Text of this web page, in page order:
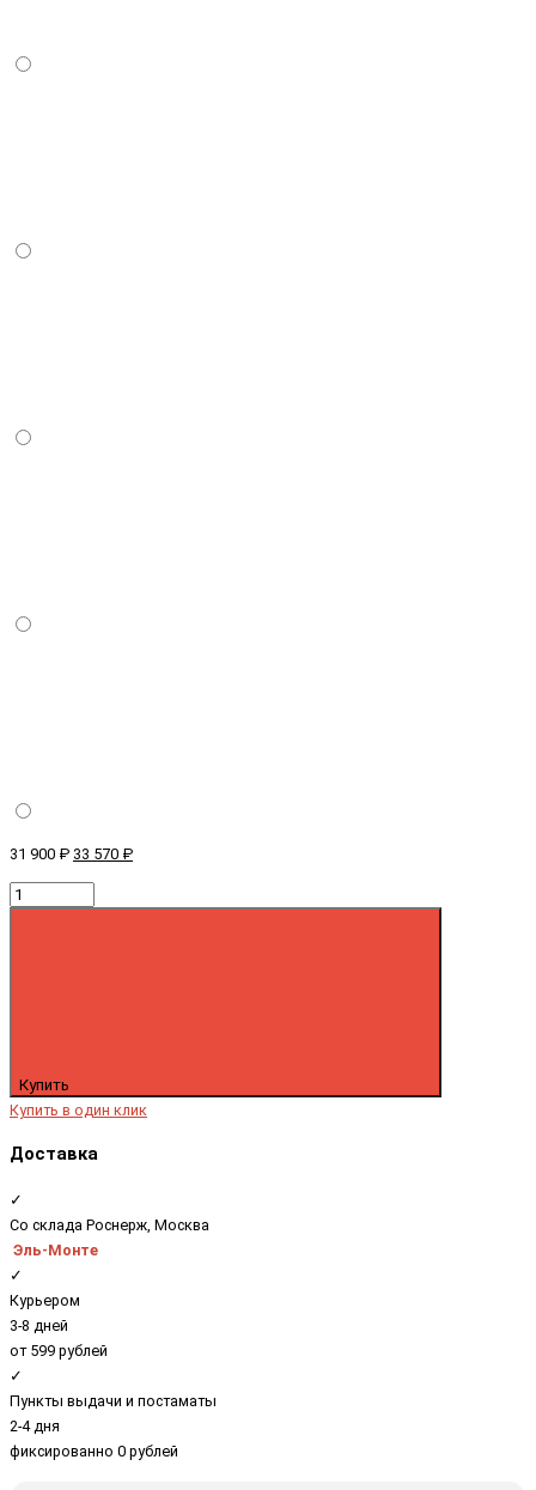
31 900 ₽ 33 570 ₽
Купить
Купить в один клик
Доставка
✓
Со склада Роснерж, Москва
Эль-Монте
✓
Курьером
3-8 дней
от 599 рублей
✓
Пункты выдачи и постаматы
2-4 дня
фиксированно 0 рублей